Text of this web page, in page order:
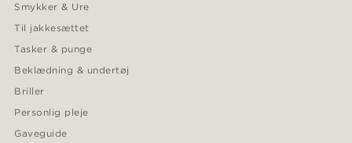
Smykker & Ure
Til jakkesættet
Tasker & punge
Beklædning & undertøj
Briller
Personlig pleje
Gaveguide